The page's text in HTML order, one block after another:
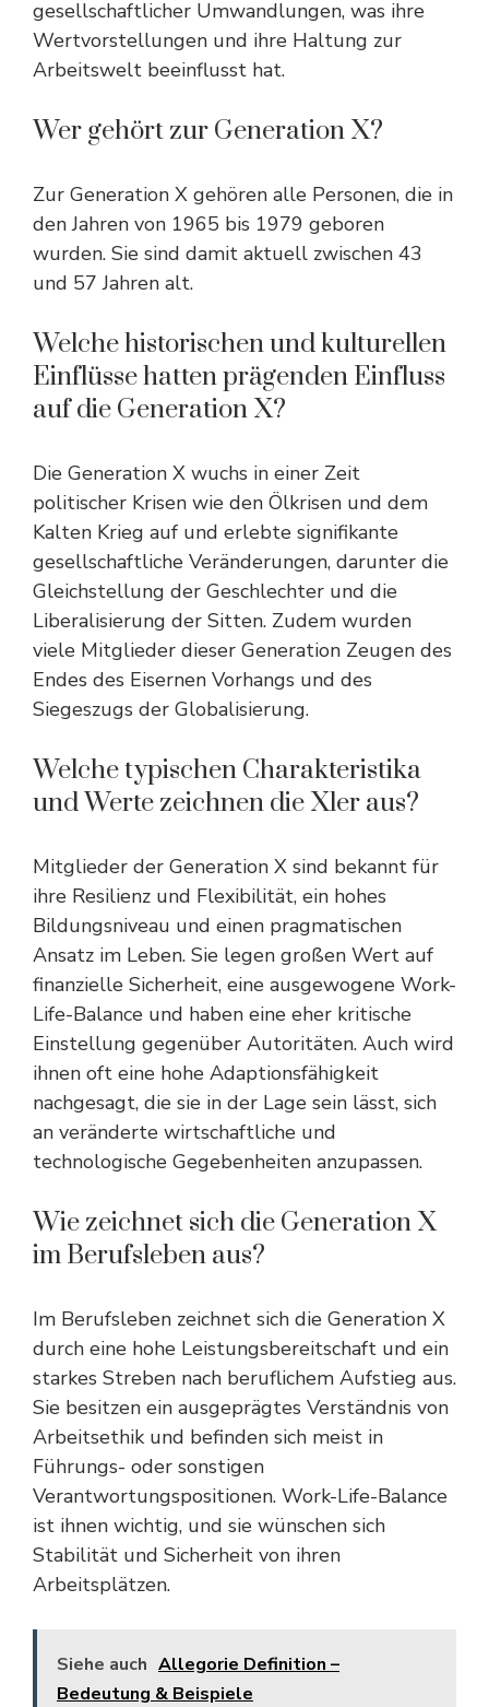
gesellschaftlicher Umwandlungen, was ihre
Wertvorstellungen und ihre Haltung zur
Arbeitswelt beeinflusst hat.
Wer gehört zur Generation X?
Zur Generation X gehören alle Personen, die in
den Jahren von 1965 bis 1979 geboren
wurden. Sie sind damit aktuell zwischen 43
und 57 Jahren alt.
Welche historischen und kulturellen
Einflüsse hatten prägenden Einfluss
auf die Generation X?
Die Generation X wuchs in einer Zeit
politischer Krisen wie den Ölkrisen und dem
Kalten Krieg auf und erlebte signifikante
gesellschaftliche Veränderungen, darunter die
Gleichstellung der Geschlechter und die
Liberalisierung der Sitten. Zudem wurden
viele Mitglieder dieser Generation Zeugen des
Endes des Eisernen Vorhangs und des
Siegeszugs der Globalisierung.
Welche typischen Charakteristika
und Werte zeichnen die Xler aus?
Mitglieder der Generation X sind bekannt für
ihre Resilienz und Flexibilität, ein hohes
Bildungsniveau und einen pragmatischen
Ansatz im Leben. Sie legen großen Wert auf
finanzielle Sicherheit, eine ausgewogene Work-
Life-Balance und haben eine eher kritische
Einstellung gegenüber Autoritäten. Auch wird
ihnen oft eine hohe Adaptionsfähigkeit
nachgesagt, die sie in der Lage sein lässt, sich
an veränderte wirtschaftliche und
technologische Gegebenheiten anzupassen.
Wie zeichnet sich die Generation X
im Berufsleben aus?
Im Berufsleben zeichnet sich die Generation X
durch eine hohe Leistungsbereitschaft und ein
starkes Streben nach beruflichem Aufstieg aus.
Sie besitzen ein ausgeprägtes Verständnis von
Arbeitsethik und befinden sich meist in
Führungs- oder sonstigen
Verantwortungspositionen. Work-Life-Balance
ist ihnen wichtig, und sie wünschen sich
Stabilität und Sicherheit von ihren
Arbeitsplätzen.
Siehe auch Allegorie Definition –
Bedeutung & Beispiele